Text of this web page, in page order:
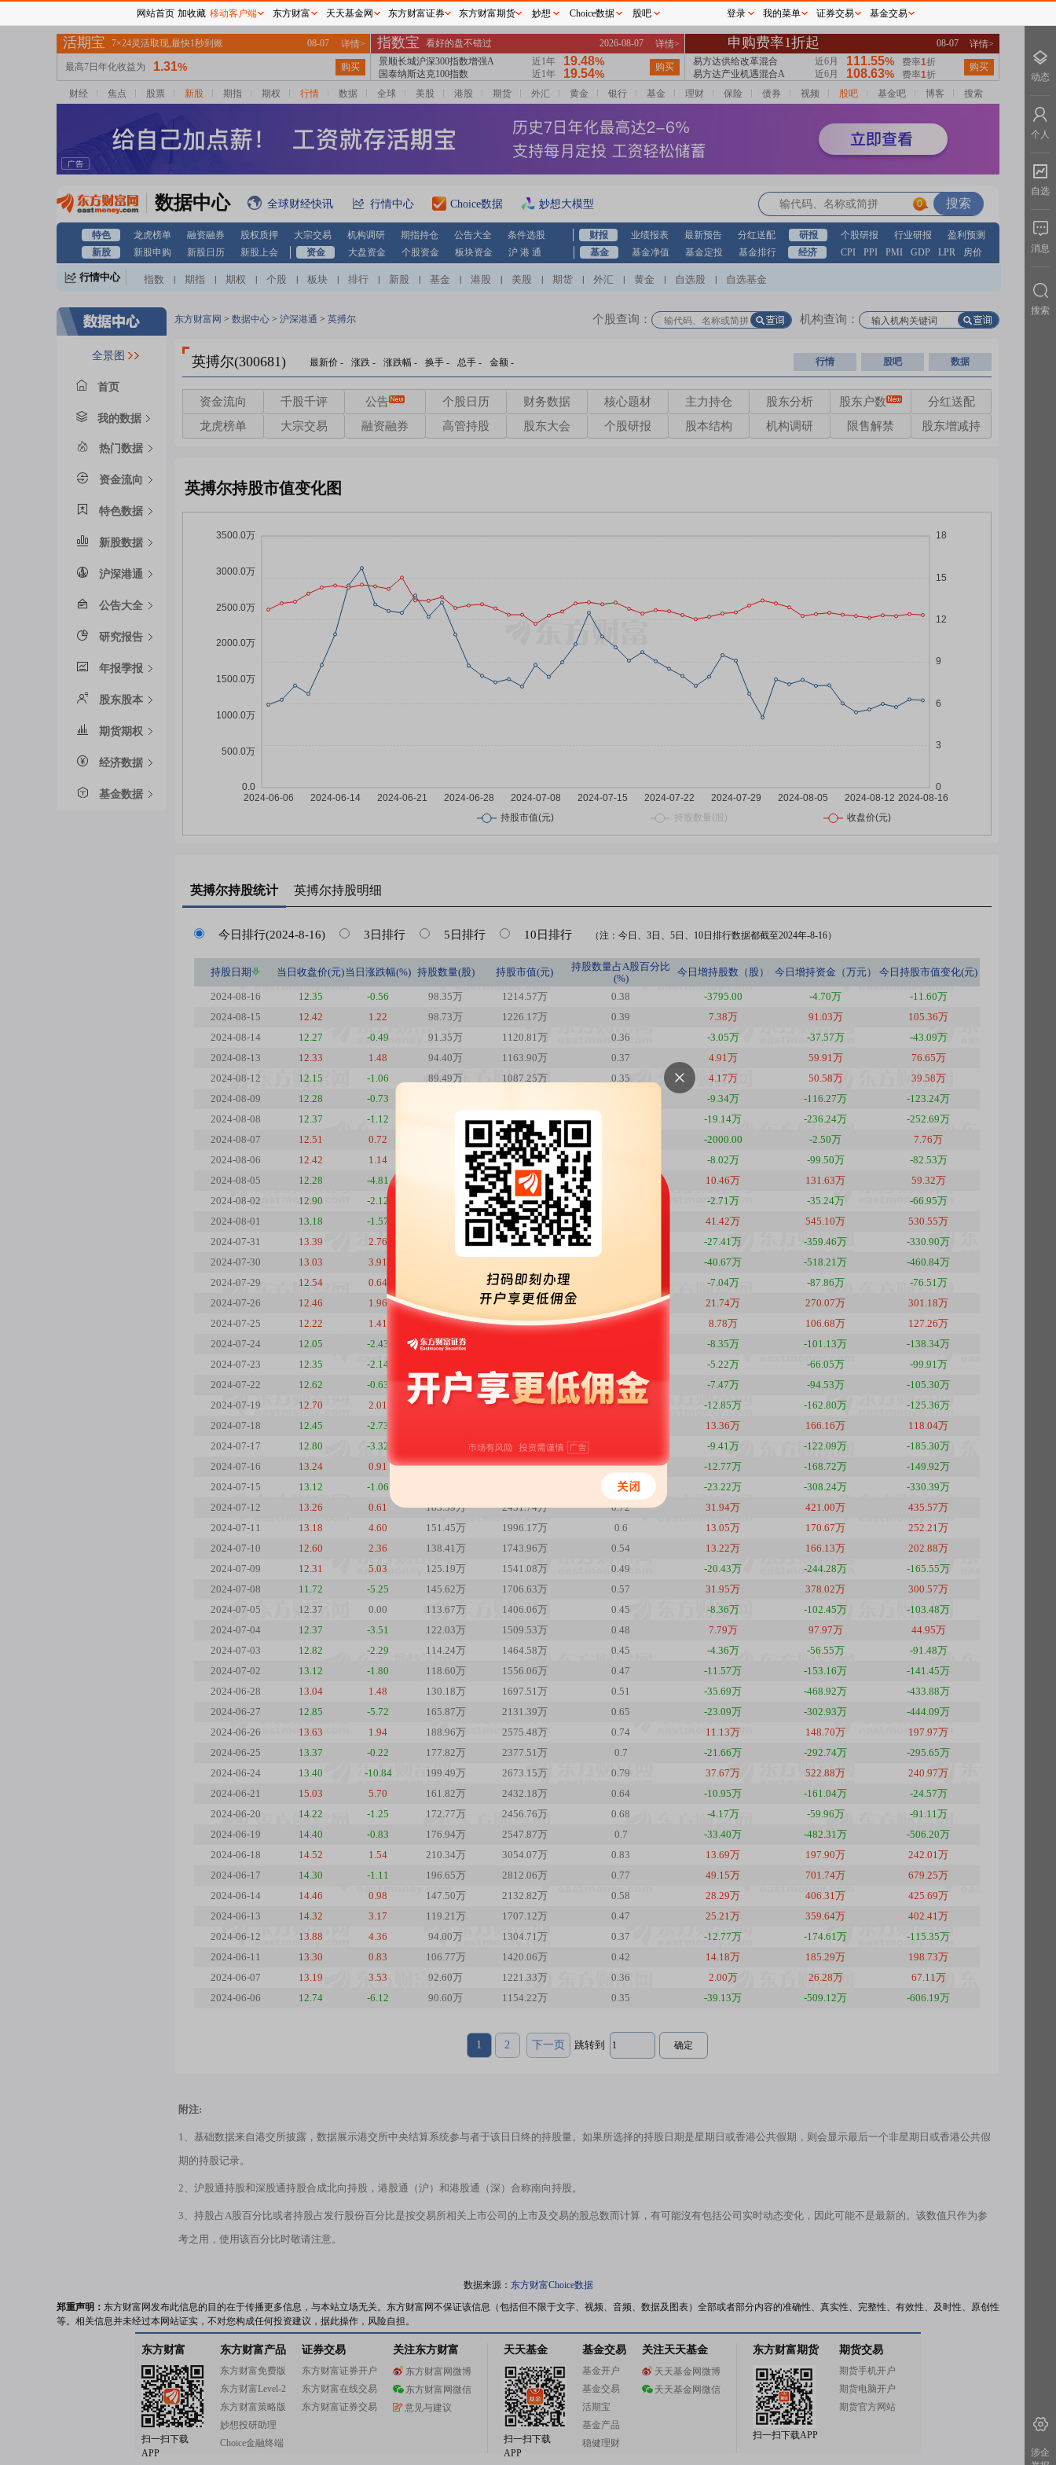
财经 焦点 股票 新股 期指 期权 行情 数据 全球 美股 港股 期货 外汇 黄金 银行 基金 理财 保险 债券 视频 股吧 基金吧 博客 搜索
数据中心 全球财经快讯 行情中心 Choice数据 妙想大模型 0
特色 龙虎榜单 融资融券 股权质押 大宗交易 机构调研 期指持仓 公告大全 条件选股 财报 业绩报表 最新预告 分红送配 研报 个股研报 行业研报
盈利预测
新股
新股申购 新股日历 新股上会 资金 大盘资金 个股资金 板块资金 沪 港 通 基金 基金净值 基金定投 基金排行 经济 CPI PPI PMI GDP LPR 房价
行情中心 指数 期指 期权 个股 板块 排行 新股 基金 港股 美股 期货 外汇 黄金 自选股 自选基金
全景图
首页
我的数据
热门数据
资金流向
特色数据
新股数据
沪深港通
公告大全
研究报告
年报季报
股东股本
期货期权
经济数据
基金数据
东方财富网 > 数据中心 > 沪深港通 > 英搏尔 个股查询： 机构查询：
英搏尔(300681) 最新价 - 涨跌 - 涨跌幅 - 换手 - 总手 - 金额 - 行情 股吧 数据
资金流向 千股千评 公告 个股日历 财务数据 核心题材 主力持仓 股东分析 股东户数
分红送配
龙虎榜单
大宗交易 融资融券 高管持股 股东大会 个股研报 股本结构 机构调研 限售解禁 股东增减持
英搏尔持股市值变化图
英搏尔持股统计 英搏尔持股明细
今日排行(2024-8-16) 3日排行 5日排行 10日排行 （注：今日、3日、5日、10日排行数据都截至2024年-8-16）
持股日期 当日收盘价(元)当日涨跌幅(%) 持股数量(股) 持股市值(元)
持股数量占A股百分比
(%)
今日 增持股数（股） 今日 增持资金（万元） 今日 持股市值变化(元)
2024-08-16 12.35 -0.56 98.35万 1214.57万 0.38 -3795.00 -4.70万
-11.60万
2024-08-15
12.42 1.22 98.73万 1226.17万 0.39 7.38万 91.03万
105.36万
2024-08-14
12.27 -0.49 91.35万 1120.81万 0.36 -3.05万 -37.57万
-43.09万
2024-08-13
12.33 1.48 94.40万 1163.90万 0.37 4.91万 59.91万
76.65万
2024-08-12
12.15 -1.06 89.49万 1087.25万 0.35 4.17万 50.58万
39.58万
2024-08-09
12.28 -0.73 -9.34万 -116.27万
-123.24万
2024-08-08
12.37 -1.12 1170.91万 -19.14万 -236.24万
-252.69万
2024-08-07
12.51 0.72 1423.61万 -2000.00 -2.50万
7.76万
2024-08-06
12.42 1.14 114.00万 1415.85万 -8.02万 -99.50万
-82.53万
2024-08-05
12.28 -4.81 122.02万 1498.37万 10.46万 131.63万
59.32万
2024-08-02
12.90 -2.12 1439.05万 -2.71万 -35.24万
-66.95万
2024-08-01
13.18 -1.57 114.26万 1506.00万 41.42万 545.10万
530.55万
2024-07-31
13.39 2.76 975.45万 -27.41万 -359.46万
-330.90万
2024-07-30
13.03 3.91 -40.67万 -518.21万
-460.84万
2024-07-29
12.54 0.64 1767.19万 -7.04万 -87.86万
-76.51万
2024-07-26
12.46 1.96 1843.70万 21.74万 270.07万
301.18万
2024-07-25
12.22 1.41 126.23万 1542.52万 0.5 8.78万 106.68万
127.26万
2024-07-24
12.05 -2.43 117.45万 -8.35万 -101.13万
-138.34万
2024-07-23
12.35 -2.14 -5.22万 -66.05万
-99.91万
2024-07-22
12.62 -0.63 131.02万 1653.51万 0.51 -7.47万 -94.53万
-105.30万
2024-07-19
12.70 2.01 138.49万 1758.81万 0.54 -12.85万 -162.80万
-125.36万
2024-07-18
12.45 -2.73 13.36万 166.16万
118.04万
2024-07-17
12.80 -3.32 1766.14万 -9.41万 -122.09万
-185.30万
2024-07-16
13.24 0.91 147.39万 1951.43万 0.58 -12.77万 -168.72万
-149.92万
2024-07-15
13.12 -1.06 0.63 -23.22万 -308.24万
-330.39万
2024-07-12
13.26 0.61 183.39万 2431.74万 0.72 31.94万 421.00万
435.57万
2024-07-11
13.18 4.60 151.45万 1996.17万 0.6 13.05万 170.67万
252.21万
2024-07-10
12.60 2.36 138.41万 1743.96万 0.54 13.22万 166.13万
202.88万
2024-07-09
12.31 5.03 125.19万 1541.08万 0.49 -20.43万 -244.28万
-165.55万
2024-07-08
11.72 -5.25 145.62万 1706.63万 0.57 31.95万 378.02万
300.57万
2024-07-05
12.37 0.00 113.67万 1406.06万 0.45 -8.36万 -102.45万
-103.48万
2024-07-04
12.37 -3.51 122.03万 1509.53万 0.48 7.79万 97.97万
44.95万
2024-07-03
12.82 -2.29 114.24万 1464.58万 0.45 -4.36万 -56.55万
-91.48万
2024-07-02
13.12 -1.80 118.60万 1556.06万 0.47 -11.57万 -153.16万
-141.45万
2024-06-28
13.04 1.48 130.18万 1697.51万 0.51 -35.69万 -468.92万
-433.88万
2024-06-27
12.85 -5.72 165.87万 2131.39万 0.65 -23.09万 -302.93万
-444.09万
2024-06-26
13.63 1.94 188.96万 2575.48万 0.74 11.13万 148.70万
197.97万
2024-06-25
13.37 -0.22 177.82万 2377.51万 0.7 -21.66万 -292.74万
-295.65万
2024-06-24
13.40 -10.84 199.49万 2673.15万 0.79 37.67万 522.88万
240.97万
2024-06-21
15.03 5.70 161.82万 2432.18万 0.64 -10.95万 -161.04万
-24.57万
2024-06-20
14.22 -1.25 172.77万 2456.76万 0.68 -4.17万 -59.96万
-91.11万
2024-06-19
14.40 -0.83 176.94万 2547.87万 0.7 -33.40万 -482.31万
-506.20万
2024-06-18
14.52 1.54 210.34万 3054.07万 0.83 13.69万 197.90万
242.01万
2024-06-17
14.30 -1.11 196.65万 2812.06万 0.77 49.15万 701.74万
679.25万
2024-06-14
14.46 0.98 147.50万 2132.82万 0.58 28.29万 406.31万
425.69万
2024-06-13
14.32 3.17 119.21万 1707.12万 0.47 25.21万 359.64万
402.41万
2024-06-12
13.88 4.36 94.00万 1304.71万 0.37 -12.77万 -174.61万
-115.35万
2024-06-11
13.30 0.83 106.77万 1420.06万 0.42 14.18万 185.29万
198.73万
2024-06-07
13.19 3.53 92.60万 1221.33万 0.36 2.00万 26.28万
67.11万
2024-06-06
12.74 -6.12 90.60万 1154.22万 0.35 -39.13万 -509.12万 -606.19万
1 2 下一页 跳转到
附注:
1、基础数据来自港交所披露，数据展示港交所中央结算系统参与者于该日日终的持股量。如果所选择的持股日期是星期日或香港公共假期，则会显示最后一个非星期日或香港公共假
期的持股记录。
2、沪股通持股和深股通持股合成北向持股，港股通（沪）和港股通（深）合称南向持股。
3、持股占A股百分比或者持股占发行股份百分比是按交易所相关上市公司的上市及交易的股总数而计算，有可能沒有包括公司实时动态变化，因此可能不是最新的。该数值只作为参
考之用，使用该百分比时敬请注意。
数据来源： 东方财富Choice数据
郑重声明： 东方财富网发布此信息的目的在于传播更多信息，与本站立场无关。东方财富网不保证该信息（包括但不限于文字、视频、音频、数据及图表）全部或者部分内容的准确性、真实性、完整性、有效性、及时性、原创性
等。相关信息并未经过本网站证实，不对您构成任何投资建议，据此操作，风险自担。
东方财富
扫一扫下载
APP
东方财富产品
东方财富免费版
东方财富Level-2
东方财富策略版
妙想投研助理
Choice金融终端
证券交易
东方财富证券开户
东方财富在线交易
东方财富证券交易
关注东方财富
东方财富网微博
东方财富网微信
意见与建议
天天基金
扫一扫下载
APP
基金交易
基金开户
基金交易
活期宝
基金产品
稳健理财
关注天天基金
天天基金网微博
天天基金网微信
东方财富期货
扫一扫下载APP
期货交易
期货手机开户
期货电脑开户
期货官方网站
网站首页 加收藏 移动客户端 东方财富 天天基金网 东方财富证券 东方财富期货 妙想 Choice数据 股吧 登录 我的菜单 证券交易 基金交易
动态
个人
自选
消息
搜索
涉企